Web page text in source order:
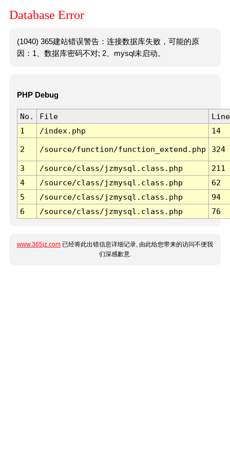
Database Error
(1040) 365建站错误警告：连接数据库失败，可能的原
因：1、数据库密码不对; 2、mysql未启动。
PHP Debug
No. File
Line
1
/index.php 14
2 /source/function/function_extend.php 324
3 /source/class/jzmysql.class.php
211
4
/source/class/jzmysql.class.php
62
5
/source/class/jzmysql.class.php
94
6
/source/class/jzmysql.class.php 76
www.365jz.com 已经将此出错信息详细记录, 由此给您带来的访问不便我
们深感歉意.